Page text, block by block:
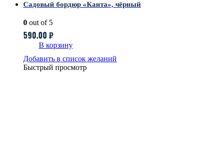
Садовый бордюр «Канта», чёрный
0 out of 5
590.00 ₽
В корзину
Добавить в список желаний
Быстрый просмотр